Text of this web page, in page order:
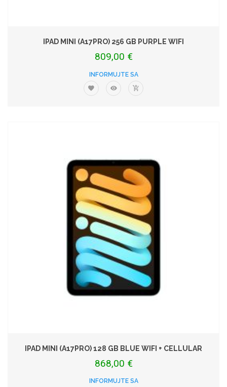
IPAD MINI (A17PRO) 256 GB PURPLE WIFI
809,00 €
INFORMUJTE SA
IPAD MINI (A17PRO) 128 GB BLUE WIFI + CELLULAR
868,00 €
INFORMUJTE SA